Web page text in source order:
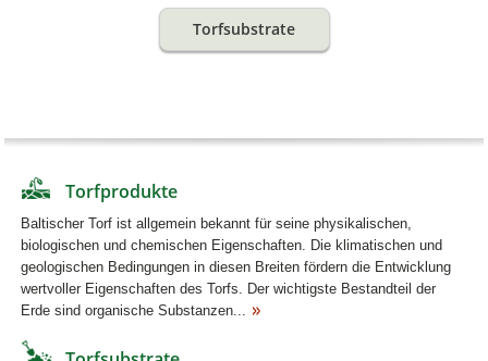
Torfsubstrate
Torfprodukte
Baltischer Torf ist allgemein bekannt für seine physikalischen,
biologischen und chemischen Eigenschaften. Die klimatischen und
geologischen Bedingungen in diesen Breiten fördern die Entwicklung
wertvoller Eigenschaften des Torfs. Der wichtigste Bestandteil der
Erde sind organische Substanzen...